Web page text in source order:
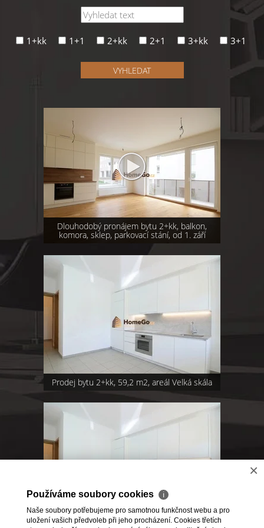
1+kk 1+1 2+kk 2+1 3+kk 3+1
VYHLEDAT
Dlouhodobý pronájem bytu 2+kk, balkon,
komora, sklep, parkovací stání, od 1. září
Prodej bytu 2+kk, 59,2 m2, areál Velká skála
REZERVOVÁNO Dlouhodobý pronájem bytu
×
Používáme soubory cookies ℹ
Naše soubory potřebujeme pro samotnou funkčnost webu a pro
uložení vašich předvoleb při jeho procházení. Cookies třetích